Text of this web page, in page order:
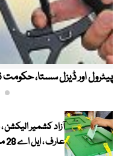
پیٹرول اور ڈیزل سستا، حکومت
عارف ، ایل اے 28 میں پیپلز پارٹی کے بازل نقوی کامیاب